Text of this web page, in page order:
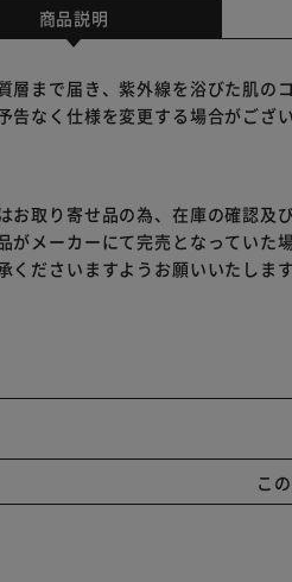
商品説明
層まで届き、紫外線を浴びた肌の
告なく仕様を変更する場合がござ
お取り寄せ品の為、在庫の確認及
がメーカーにて完売となっていた
くださいますようお願いいたしま
こ